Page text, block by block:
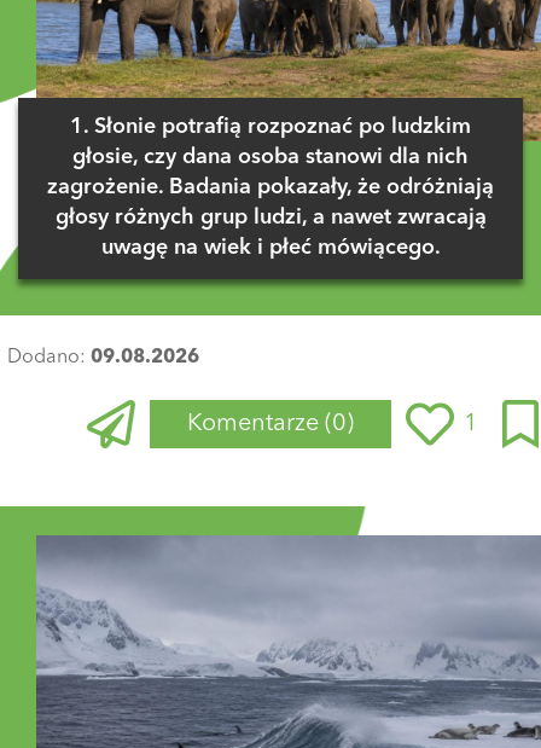
1. Słonie potrafią rozpoznać po ludzkim
głosie, czy dana osoba stanowi dla nich
zagrożenie. Badania pokazały, że odróżniają
głosy różnych grup ludzi, a nawet zwracają
uwagę na wiek i płeć mówiącego.
Dodano: 09.08.2026
Komentarze (0) 1